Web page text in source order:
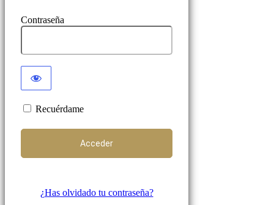
Contraseña
Recuérdame
¿Has olvidado tu contraseña?